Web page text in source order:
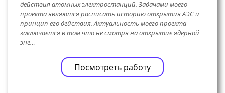
действия атомных электростанций. Задачами моего
проекта являются расписать историю открытия АЭС и
принцип его действия. Актуальность моего проекта
заключается в том что не смотря на открытие ядерной
эне…
Посмотреть работу